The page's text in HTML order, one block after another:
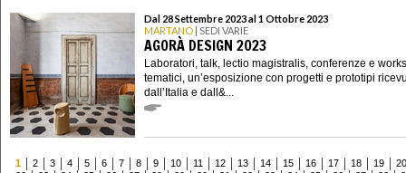
Dal 28 Settembre 2023 al 1 Ottobre 2023
MARTANO | SEDI VARIE
AGORÀ DESIGN 2023
Laboratori, talk, lectio magistralis, conferenze e
tematici, un’esposizione con progetti e prototipi
dall’Italia e dall&...
1 2 3 4 5 6 7 8 9 10 11 12 13 14 15 16 17 18 19
20